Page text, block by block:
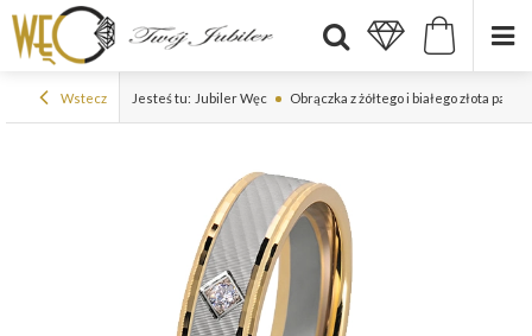
Wstecz Jesteś tu: Jubiler Węc Obrączka z żółtego i białego złota